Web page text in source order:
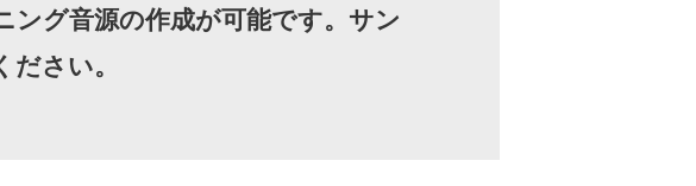
グ音源の作成が可能です。サン
さい。